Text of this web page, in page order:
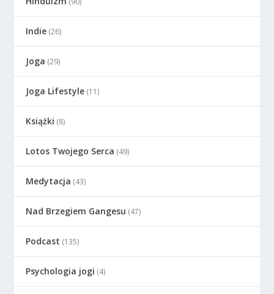
Indie (26)
Joga (29)
Joga Lifestyle (11)
Książki (8)
Lotos Twojego Serca (49)
Medytacja (43)
Nad Brzegiem Gangesu (47)
Podcast (135)
Psychologia jogi (4)